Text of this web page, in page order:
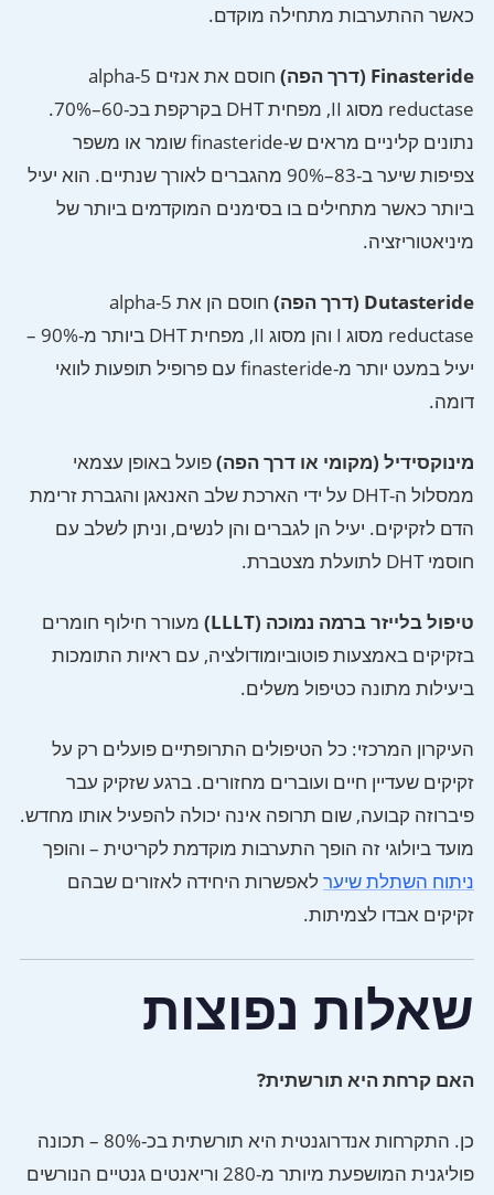
כאשר ההתערבות מתחילה מוקדם.
Finasteride (דרך הפה)
חוסם את אנזים 5-alpha
reductase מסוג II, מפחית DHT בקרקפת בכ-60–70%.
נתונים קליניים מראים ש-finasteride שומר או משפר
צפיפות שיער ב-83–90% מהגברים לאורך שנתיים. הוא יעיל
ביותר כאשר מתחילים בו בסימנים המוקדמים ביותר של
מיניאטוריזציה.
Dutasteride (דרך הפה)
חוסם הן את 5-alpha
reductase מסוג I והן מסוג II, מפחית DHT ביותר מ-90% –
יעיל במעט יותר מ-finasteride עם פרופיל תופעות לוואי
דומה.
מינוקסידיל (מקומי או דרך הפה)פועל באופן עצמאי
ממסלול ה-DHT על ידי הארכת שלב האנאגן והגברת זרימת
הדם לזקיקים. יעיל הן לגברים והן לנשים, וניתן לשלב עם
חוסמי DHT לתועלת מצטברת.
טיפול בלייזר ברמה נמוכה (LLLT)
מעורר חילוף חומרים
בזקיקים באמצעות פוטוביומודולציה, עם ראיות התומכות
ביעילות מתונה כטיפול משלים.
העיקרון המרכזי: כל הטיפולים התרופתיים פועלים רק על
זקיקים שעדיין חיים ועוברים מחזורים. ברגע שזקיק עבר
פיברוזה קבועה, שום תרופה אינה יכולה להפעיל אותו מחדש.
מועד ביולוגי זה הופך התערבות מוקדמת לקריטית – והופך
ניתוח השתלת שיערלאפשרות היחידה לאזורים שבהם
זקיקים אבדו לצמיתות.
שאלות נפוצות
האם קרחת היא תורשתית?
כן. התקרחות אנדרוגנטית היא תורשתית בכ-80% – תכונה
פוליגנית המושפעת מיותר מ-280 וריאנטים גנטיים הנורשים